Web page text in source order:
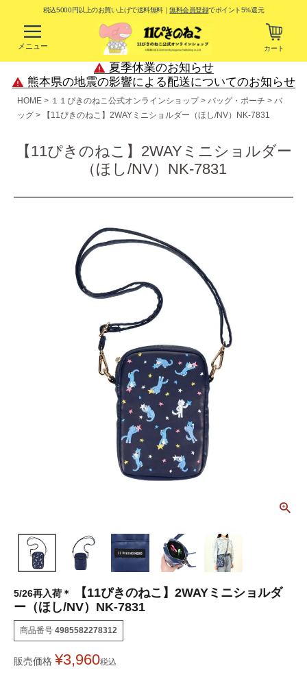
税込5000円以上のお買い上げで送料無料｜無料会員登録でポイント5%還元
メニュー カート
夏季休業のお知らせ
熊本県の地震の影響による配送についてのお知らせ
HOME １１ぴきのねこ公式オンラインショップ バッグ・ポーチ
バ
ッグ
【11ぴきのねこ】2WAYミニショルダー（ほし/NV）NK-7831
【11ぴきのねこ】2WAYミニショルダー
（ほし/NV）NK-7831
5/26再入荷＊
【11ぴきのねこ】2WAYミニショルダ
ー（ほし/NV）NK-7831
商品番号 4985582278312
販売価格 ¥3,960税込